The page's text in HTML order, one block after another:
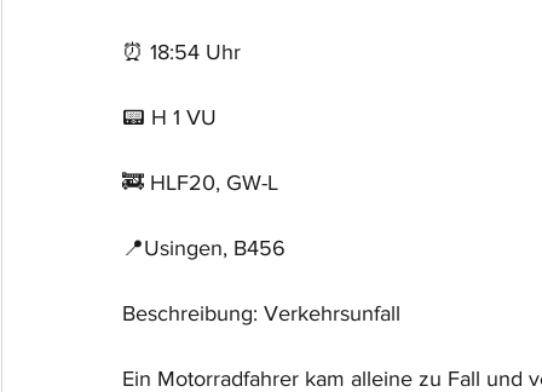
⏰ 18:54 Uhr
📟 H 1 VU
🚒 HLF20, GW-L
📍Usingen, B456
Beschreibung: Verkehrsunfall
Ein Motorradfahrer kam alleine zu Fall und